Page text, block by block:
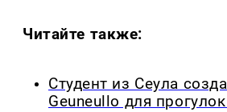
Читайте также:
Студент из Сеула
Geuneullo для